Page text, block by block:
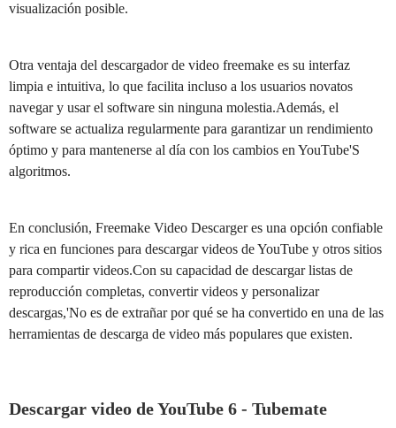
visualización posible.
Otra ventaja del descargador de video freemake es su interfaz
limpia e intuitiva, lo que facilita incluso a los usuarios novatos
navegar y usar el software sin ninguna molestia.Además, el
software se actualiza regularmente para garantizar un rendimiento
óptimo y para mantenerse al día con los cambios en YouTube'S
algoritmos.
En conclusión, Freemake Video Descarger es una opción confiable
y rica en funciones para descargar videos de YouTube y otros sitios
para compartir videos.Con su capacidad de descargar listas de
reproducción completas, convertir videos y personalizar
descargas,'No es de extrañar por qué se ha convertido en una de las
herramientas de descarga de video más populares que existen.
Descargar video de YouTube 6 - Tubemate